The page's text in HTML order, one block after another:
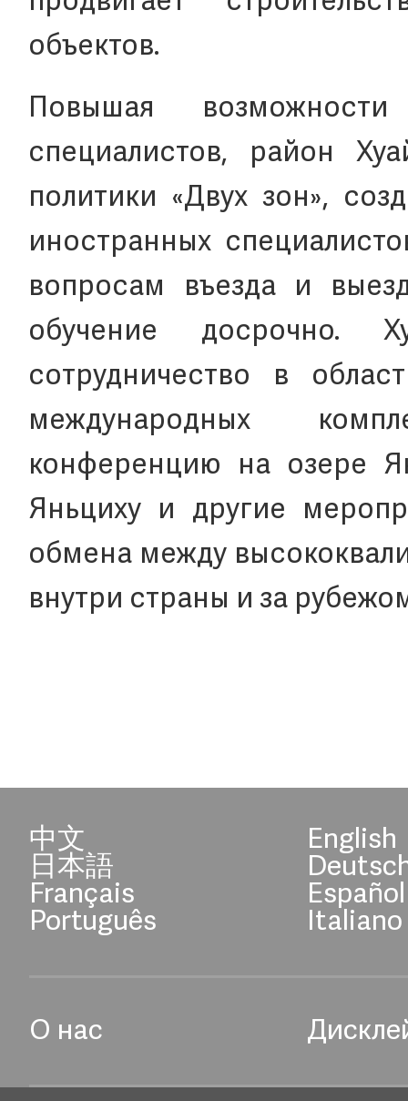
объектов.
Повышая
специалистов, район
политики «Двух зон»,
иностранных
вопросам въезда и
обучение досрочно.
сотрудничество в
международных
конференцию на озере
Яньциху и другие
обмена между
внутри страны и за
中文 English
日本語
Français Español
Português Italiano
О нас